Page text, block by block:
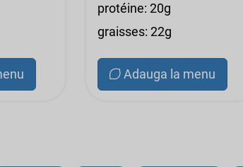
protéine: 20g
graisses: 22g
Adauga la menu